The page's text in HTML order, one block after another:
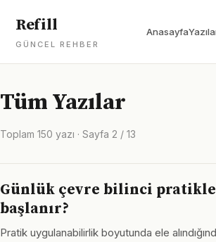
Refill
GÜNCEL REHBER
Anasayfa
Tüm Yazılar
Toplam 150 yazı · Sayfa 2 / 13
Günlük çevre bilinci
başlanır?
Pratik uygulanabilirlik boyutunda ele